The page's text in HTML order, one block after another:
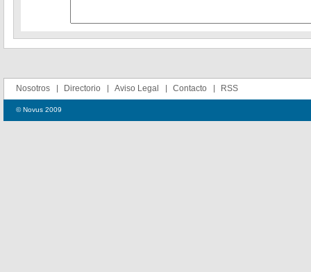
Nosotros Directorio Aviso Legal Contacto RSS
© Novus 2009